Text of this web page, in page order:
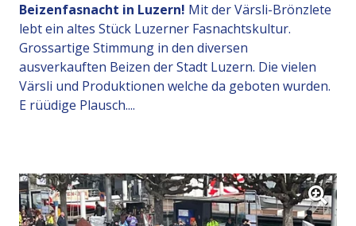
Beizenfasnacht in Luzern! Mit der Värsli-Brönzlete
lebt ein altes Stück Luzerner Fasnachtskultur.
Grossartige Stimmung in den diversen
ausverkauften Beizen der Stadt Luzern. Die vielen
Värsli und Produktionen welche da geboten wurden.
E rüüdige Plausch....